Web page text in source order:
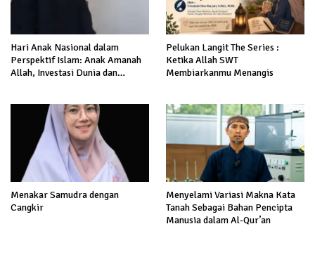
Hari Anak Nasional dalam
Perspektif Islam: Anak Amanah
Allah, Investasi Dunia dan
Pelukan Langit The Series :
Ketika Allah SWT
Membiarkanmu Menangis
Menakar Samudra dengan
Cangkir
Menyelami Variasi Makna Kata
Tanah Sebagai Bahan Pencipta
Manusia dalam Al-Qur’an